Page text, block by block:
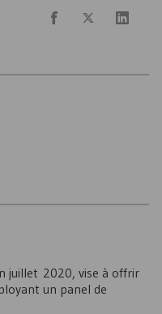
juillet 2020, vise à offrir
un panel de